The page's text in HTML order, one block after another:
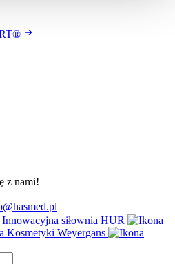
z nami!
Innowacyjna siłownia HUR
Kosmetyki Weyergans